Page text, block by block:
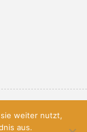
Antjeweiter nutzt,
aus.